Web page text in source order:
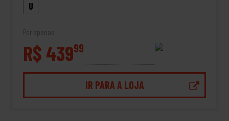
U
Por apenas
R$ 43999
IR PARA A LOJA